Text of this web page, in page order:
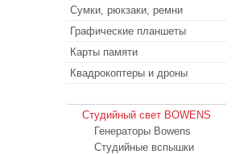
Сумки, рюкзаки, ремни
Графические планшеты
Карты памяти
Квадрокоптеры и дроны
Студийный свет BOWENS
Генераторы Bowens
Студийные вспышки